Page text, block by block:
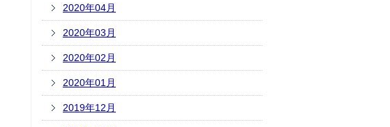
2020年04月
2020年03月
2020年02月
2020年01月
2019年12月